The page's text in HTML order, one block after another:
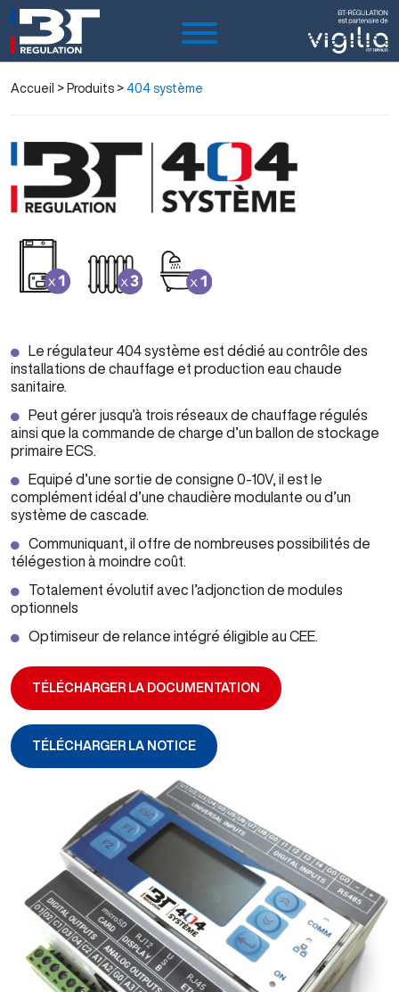
Accueil > Produits > 404 système
Le régulateur 404 système est dédié au contrôle des
installations de chauffage et production eau chaude
sanitaire.
Peut gérer jusqu’à trois réseaux de chauffage régulés
ainsi que la commande de charge d’un ballon de stockage
primaire ECS.
Equipé d’une sortie de consigne 0-10V, il est le
complément idéal d’une chaudière modulante ou d’un
système de cascade.
Communiquant, il offre de nombreuses possibilités de
télégestion à moindre coût.
Totalement évolutif avec l’adjonction de modules
optionnels
Optimiseur de relance intégré éligible au CEE.
TÉLÉCHARGER LA DOCUMENTATION
TÉLÉCHARGER LA NOTICE